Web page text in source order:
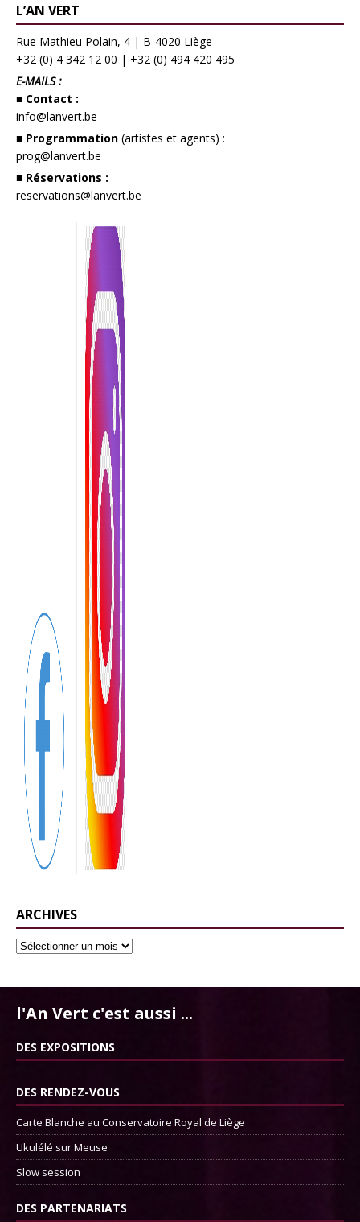
L’AN VERT
Rue Mathieu Polain, 4 | B-4020 Liège
+32 (0) 4 342 12 00 | +32 (0) 494 420 495
E-MAILS :
■ Contact :
info@lanvert.be
■ Programmation (artistes et agents) :
prog@lanvert.be
■ Réservations :
reservations@lanvert.be
ARCHIVES
l'An Vert c'est aussi ...
DES EXPOSITIONS
DES RENDEZ-VOUS
Carte Blanche au Conservatoire Royal de Liège
Ukulélé sur Meuse
Slow session
DES PARTENARIATS